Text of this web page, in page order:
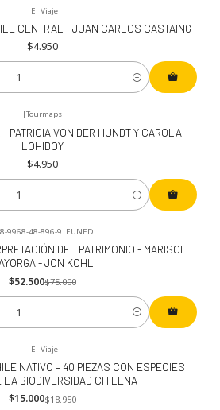
| El Viaje
CENTRAL - JUAN CARLOS CASTAING
$4.950
|Tourmaps
PATRICIA VON DER HUNDT Y CAROLA
LOHIDOY
$4.950
9968-48-896-9 | EUNED
DEL PATRIMONIO - MARISOL
- JON KOHL
$52.500$75.000
| El Viaje
NATIVO – 40 PIEZAS CON ESPECIES
LA BIODIVERSIDAD CHILENA
$15.000$18.950